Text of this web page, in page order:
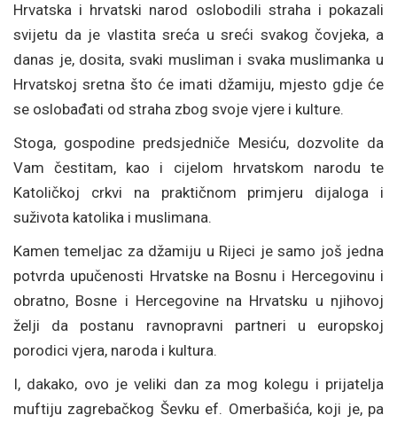
Hrvatska i hrvatski narod oslobodili straha i pokazali
svijetu da je vlastita sreća u sreći svakog čovjeka, a
danas je, dosita, svaki musliman i svaka muslimanka u
Hrvatskoj sretna što će imati džamiju, mjesto gdje će
se oslobađati od straha zbog svoje vjere i kulture.
Stoga, gospodine predsjedniče Mesiću, dozvolite da
Vam čestitam, kao i cijelom hrvatskom narodu te
Katoličkoj crkvi na praktičnom primjeru dijaloga i
suživota katolika i muslimana.
Kamen temeljac za džamiju u Rijeci je samo još jedna
potvrda upučenosti Hrvatske na Bosnu i Hercegovinu i
obratno, Bosne i Hercegovine na Hrvatsku u njihovoj
želji da postanu ravnopravni partneri u europskoj
porodici vjera, naroda i kultura.
I, dakako, ovo je veliki dan za mog kolegu i prijatelja
muftiju zagrebačkog Ševku ef. Omerbašića, koji je, pa